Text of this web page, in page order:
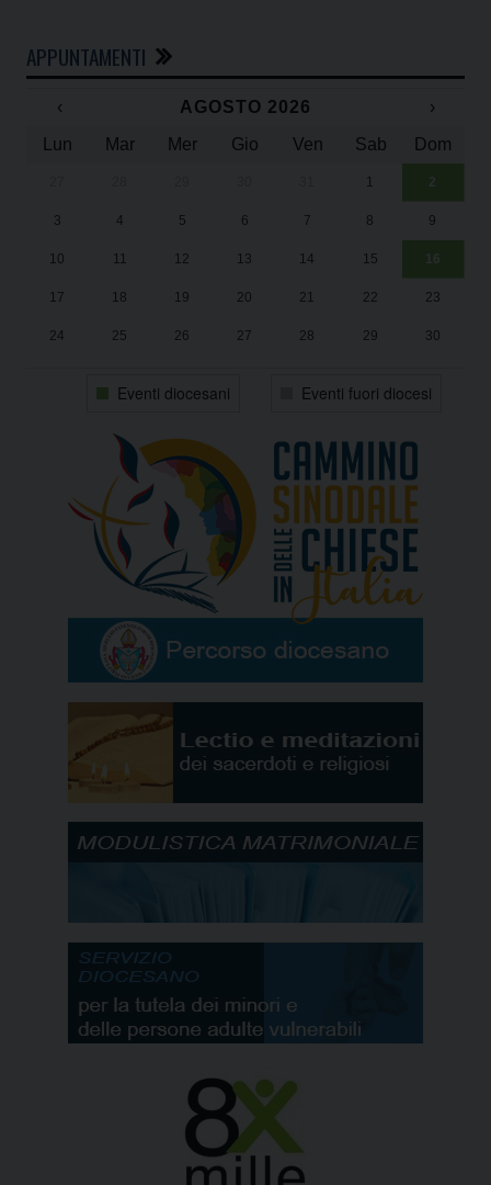
APPUNTAMENTI
‹ AGOSTO 2026
›
Lun
Mar Mer Gio Ven Sab Dom
1 2
3 4 5 6 7 8 9
10 11 12 13 14 15 16
17 18 19 20 21 22 23
24 25 26 27 28 29 30
Eventi diocesani Eventi fuori diocesi